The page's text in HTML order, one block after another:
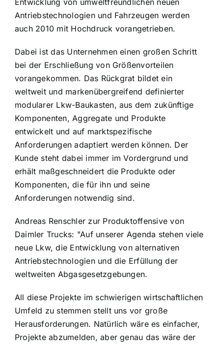
Entwicklung von umweltfreundlichen neuen
Antriebstechnologien und Fahrzeugen werden
auch 2010 mit Hochdruck vorangetrieben.
Dabei ist das Unternehmen einen großen Schritt
bei der Erschließung von Größenvorteilen
vorangekommen. Das Rückgrat bildet ein
weltweit und markenübergreifend definierter
modularer Lkw-Baukasten, aus dem zukünftige
Komponenten, Aggregate und Produkte
entwickelt und auf marktspezifische
Anforderungen adaptiert werden können. Der
Kunde steht dabei immer im Vordergrund und
erhält maßgeschneidert die Produkte oder
Komponenten, die für ihn und seine
Anforderungen notwendig sind.
Andreas Renschler zur Produktoffensive von
Daimler Trucks: "Auf unserer Agenda stehen viele
neue Lkw, die Entwicklung von alternativen
Antriebstechnologien und die Erfüllung der
weltweiten Abgasgesetzgebungen.
All diese Projekte im schwierigen wirtschaftlichen
Umfeld zu stemmen stellt uns vor große
Herausforderungen. Natürlich wäre es einfacher,
Projekte abzumelden, aber genau das wäre der